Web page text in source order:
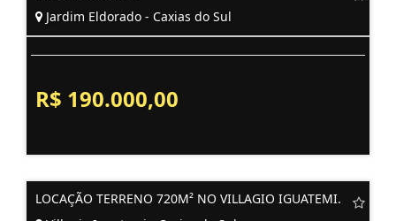
Jardim Eldorado - Caxias do Sul
R$ 190.000,00
LOCAÇÃO TERRENO 720M² NO VILLAGIO IGUATEMI.